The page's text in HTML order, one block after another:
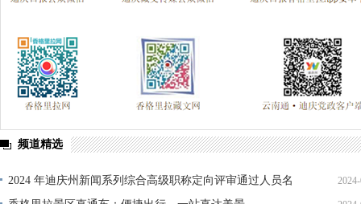
频道精选
2024 年迪庆州新闻系列综合高级职称定向评审通过人员名